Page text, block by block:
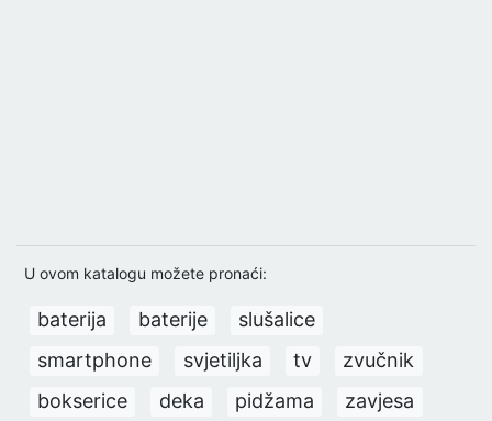
U ovom katalogu možete pronaći:
baterija baterije
slušalice
smartphone
svjetiljka tv
zvučnik
bokserice
deka pidžama
zavjesa